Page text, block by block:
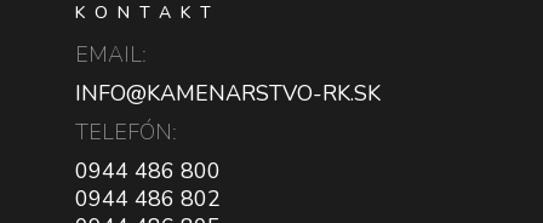
KONTAKT
EMAIL:
INFO@KAMENARSTVO-RK.SK
TELEFÓN:
0944 486 800
0944 486 802